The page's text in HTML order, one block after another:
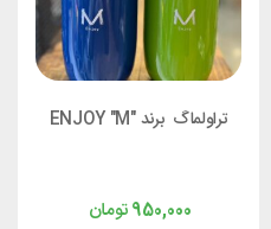
تراولماگ برند "ENJOY "M
تومان950,000